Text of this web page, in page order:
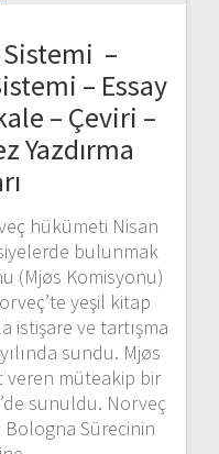
–
– Essay
– Çeviri –
Yazdırma
hükümeti Nisan
bulunmak
(Mjøs Komisyonu)
yeşil kitap
istişare ve tartışma
sundu. Mjøs
veren müteakip bir
sunuldu. Norveç
Sürecinin